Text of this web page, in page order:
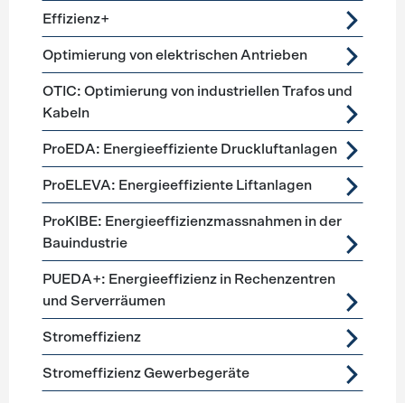
Effizienz+
Optimierung von elektrischen Antrieben
OTIC: Optimierung von industriellen Trafos und
Kabeln
ProEDA: Energieeffiziente Druckluftanlagen
ProELEVA: Energieeffiziente Liftanlagen
ProKIBE: Energieeffizienzmassnahmen in der
Bauindustrie
PUEDA+: Energieeffizienz in Rechenzentren
und Serverräumen
Stromeffizienz
Stromeffizienz Gewerbegeräte